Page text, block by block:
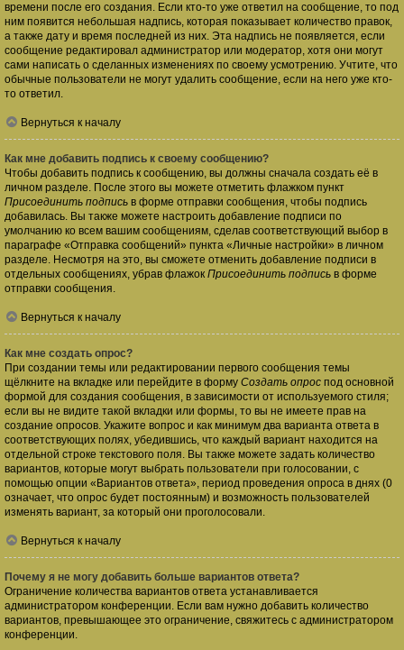
времени после его создания. Если кто-то уже ответил на сообщение, то под
ним появится небольшая надпись, которая показывает количество правок,
а также дату и время последней из них. Эта надпись не появляется, если
сообщение редактировал администратор или модератор, хотя они могут
сами написать о сделанных изменениях по своему усмотрению. Учтите, что
обычные пользователи не могут удалить сообщение, если на него уже кто-
то ответил.
Вернуться к началу
Как мне добавить подпись к своему сообщению?
Чтобы добавить подпись к сообщению, вы должны сначала создать её в
личном разделе. После этого вы можете отметить флажком пункт
Присоединить подпись в форме отправки сообщения, чтобы подпись
добавилась. Вы также можете настроить добавление подписи по
умолчанию ко всем вашим сообщениям, сделав соответствующий выбор в
параграфе «Отправка сообщений» пункта «Личные настройки» в личном
разделе. Несмотря на это, вы сможете отменить добавление подписи в
отдельных сообщениях, убрав флажок Присоединить подпись в форме
отправки сообщения.
Вернуться к началу
Как мне создать опрос?
При создании темы или редактировании первого сообщения темы
щёлкните на вкладке или перейдите в форму Создать опрос под основной
формой для создания сообщения, в зависимости от используемого стиля;
если вы не видите такой вкладки или формы, то вы не имеете прав на
создание опросов. Укажите вопрос и как минимум два варианта ответа в
соответствующих полях, убедившись, что каждый вариант находится на
отдельной строке текстового поля. Вы также можете задать количество
вариантов, которые могут выбрать пользователи при голосовании, с
помощью опции «Вариантов ответа», период проведения опроса в днях (0
означает, что опрос будет постоянным) и возможность пользователей
изменять вариант, за который они проголосовали.
Вернуться к началу
Почему я не могу добавить больше вариантов ответа?
Ограничение количества вариантов ответа устанавливается
администратором конференции. Если вам нужно добавить количество
вариантов, превышающее это ограничение, свяжитесь с администратором
конференции.